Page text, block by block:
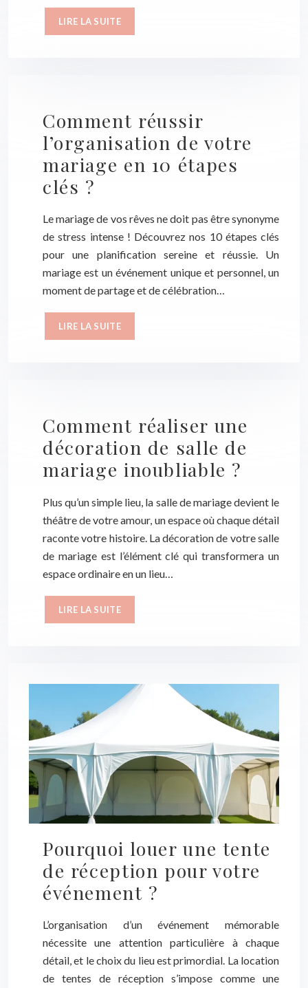
LIRE LA SUITE
Comment réussir
l’organisation de votre
mariage en 10 étapes
clés ?
Le mariage de vos rêves ne doit pas être synonyme
de stress intense ! Découvrez nos 10 étapes clés
pour une planification sereine et réussie. Un
mariage est un événement unique et personnel, un
moment de partage et de célébration…
LIRE LA SUITE
Comment réaliser une
décoration de salle de
mariage inoubliable ?
Plus qu’un simple lieu, la salle de mariage devient le
théâtre de votre amour, un espace où chaque détail
raconte votre histoire. La décoration de votre salle
de mariage est l’élément clé qui transformera un
espace ordinaire en un lieu…
LIRE LA SUITE
Pourquoi louer une tente
de réception pour votre
événement ?
L’organisation d’un événement mémorable
nécessite une attention particulière à chaque
détail, et le choix du lieu est primordial. La location
de tentes de réception s’impose comme une